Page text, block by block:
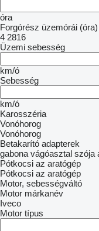
óra
Forgórész üzemórái (óra)
4 2816
Üzemi sebesség
km/ó
Sebesség
km/ó
Karosszéria
Vonóhorog
Vonóhorog
Betakarító adapterek
gabona vágóasztal szója
Pótkocsi az aratógép
Pótkocsi az aratógép
Motor, sebességváltó
Motor márkanév
Iveco
Motor típus